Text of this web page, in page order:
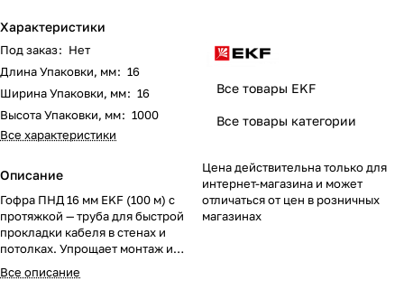
Характеристики
Под заказ: Нет
Длина Упаковки, мм: 16
Ширина Упаковки, мм: 16
Высота Упаковки, мм: 1000
Все характеристики
Описание
Гофра ПНД 16 мм EKF (100 м) с
протяжкой — труба для быстрой
прокладки кабеля в стенах и
потолках. Упрощает монтаж и
защищает проводку от
повреждений.
Все описание
Все товары EKF
Все товары категории
Цена действительна только для
интернет-магазина и может
отличаться от цен в розничных
магазинах